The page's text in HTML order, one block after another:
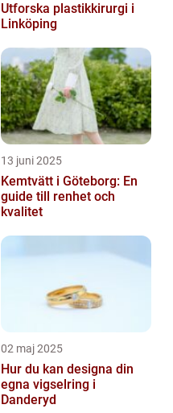
Utforska plastikkirurgi i
Linköping
13 juni 2025
Kemtvätt i Göteborg: En
guide till renhet och
kvalitet
02 maj 2025
Hur du kan designa din
egna vigselring i
Danderyd